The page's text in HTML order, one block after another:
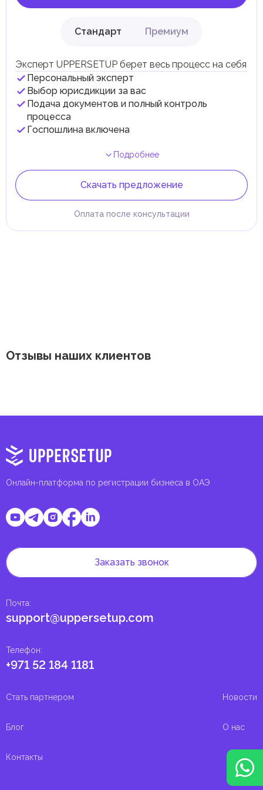
Стандарт Премиум
Эксперт UPPERSETUP берет весь процесс на себя
Персональный эксперт
Выбор юрисдикции за вас
Подача документов и полный контроль
процесса
Госпошлина включена
Подробнее
Скачать предложение
Оплата после консультации
Отзывы наших клиентов
Онлайн-платформа по регистрации бизнеса в ОАЭ
Телефон:
+971 52 184 1181
Почта:
support@uppersetup.com
Заказать звонок
Стать партнером Новости
Блог О нас
Контакты